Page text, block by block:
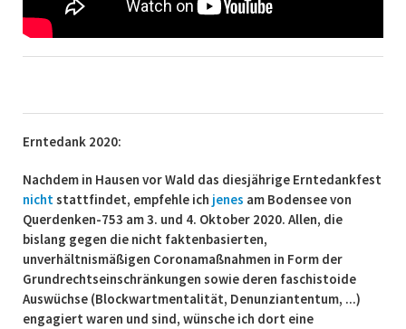
Erntedank 2020:
Nachdem in Hausen vor Wald das diesjährige Erntedankfest
nichtstattfindet, empfehle ich jenes am Bodensee von
Querdenken-753 am 3. und 4. Oktober 2020. Allen, die
bislang gegen die nicht faktenbasierten,
unverhältnismäßigen Coronamaßnahmen in Form der
Grundrechtseinschränkungen sowie deren faschistoide
Auswüchse (Blockwartmentalität, Denunziantentum, ...)
engagiert waren und sind, wünsche ich dort eine